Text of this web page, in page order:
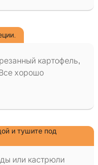
картофель,
хорошо
и тушите под
или кастрюли